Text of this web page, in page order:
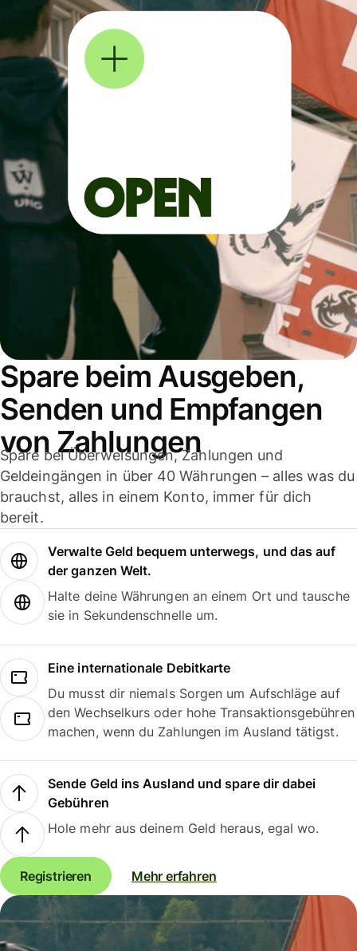
Spare beim Ausgeben,
Senden und Empfangen
von Zahlungen
Spare bei Überweisungen, Zahlungen und
Geldeingängen in über 40 Währungen – alles was du
brauchst, alles in einem Konto, immer für dich
bereit.
Verwalte Geld bequem unterwegs, und das auf
der ganzen Welt.
Halte deine Währungen an einem Ort und tausche
sie in Sekundenschnelle um.
Eine internationale Debitkarte
Du musst dir niemals Sorgen um Aufschläge auf
den Wechselkurs oder hohe Transaktionsgebühren
machen, wenn du Zahlungen im Ausland tätigst.
Sende Geld ins Ausland und spare dir dabei
Gebühren
Hole mehr aus deinem Geld heraus, egal wo.
Registrieren Mehr erfahren